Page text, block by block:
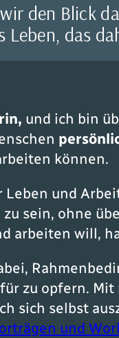
den Blick
das
und ich bin
können.
und
sein, ohne
arbeiten will,
zu opfern.
sich selbst
und